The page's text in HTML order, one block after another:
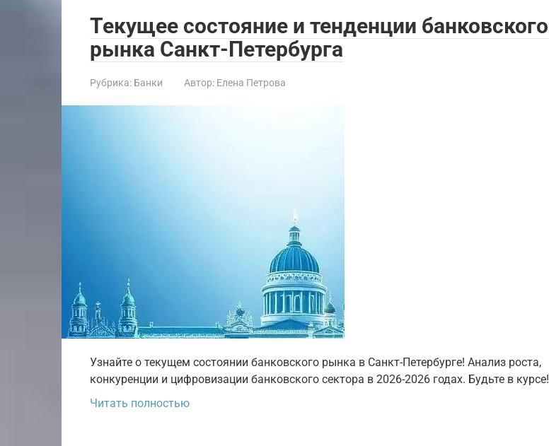
Текущее состояние и тенденции банковского
рынка Санкт-Петербурга
Рубрика: Банки Автор: Елена Петрова
Узнайте о текущем состоянии банковского рынка в Санкт-Петербурге! Анализ роста,
конкуренции и цифровизации банковского сектора в 2026-2026 годах. Будьте в курсе!
Читать полностью